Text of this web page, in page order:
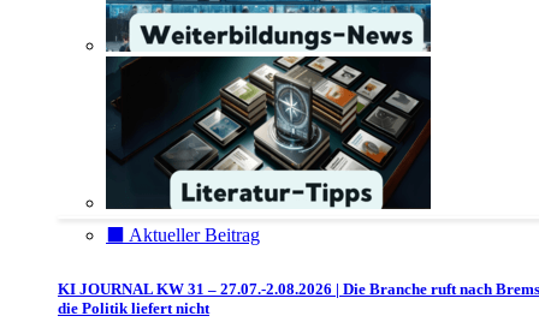
⬛️ Aktueller Beitrag
KI JOURNAL KW 31 – 27.07.-2.08.2026 | Die Branche ruft nach
die Politik liefert nicht